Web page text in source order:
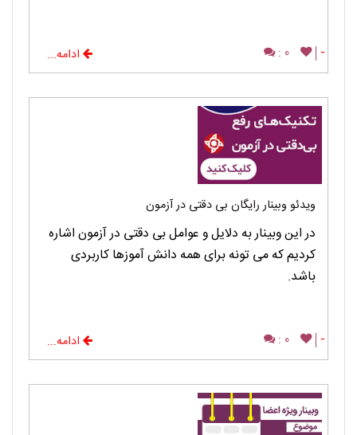
-
0 : ادامه...
ویدئو وبینار رایگان بی دقتی در آزمون
در این وبینار به دلایل و عوامل بی دقتی در آزمون اشاره
کردیم که می تونه برای همه دانش آموزها کاربردی
باشد.
-
0 : ادامه...